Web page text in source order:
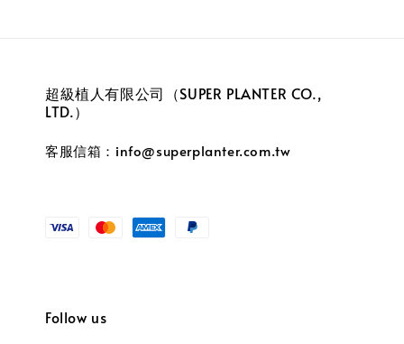
超級植人有限公司（SUPER PLANTER CO.,
LTD.）
客服信箱：info@superplanter.com.tw
Follow us